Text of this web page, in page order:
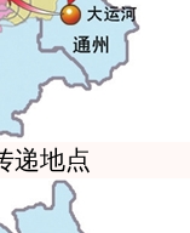
递地点